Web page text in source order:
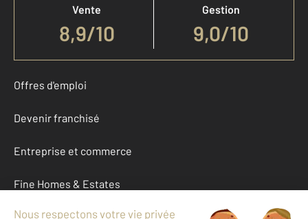
Vente
8,9/10
Gestion
9,0/10
Offres d'emploi
Devenir franchisé
Entreprise et commerce
Fine Homes & Estates